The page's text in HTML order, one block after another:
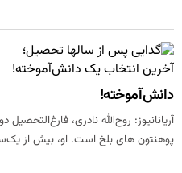
دانش‌آموخته!
آریانانیوز: روح‌الله نادری،
پوهنتون های بلخ است. او، بیش از